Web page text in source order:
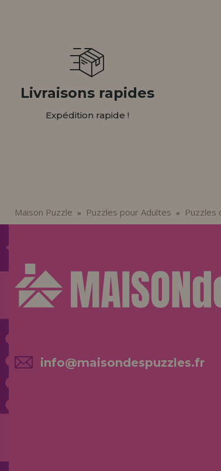
Livraisons rapides
Expédition rapide !
Maison Puzzle » Puzzles pour Adultes » Puzzles
info@maisondespuzzles.fr